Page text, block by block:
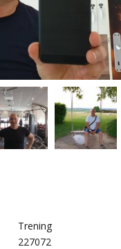
064/677-677
- mob:1,12€ min
Obavijesti me kada se oslobodi
tvoj poziv!
064/677-677- Kod: #110
- mob:1,12€ min
- mob:1,12€ min
Trening
227072